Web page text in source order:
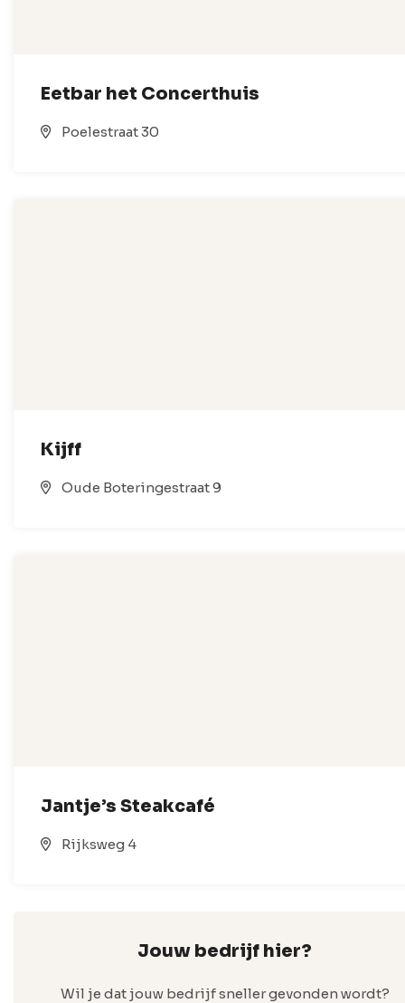
Eetbar het Concerthuis
Poelestraat 30
Kijff
Oude Boteringestraat 9
Jantje’s Steakcafé
Rijksweg 4
Jouw bedrijf hier?
Wil je dat jouw bedrijf sneller gevonden wordt?